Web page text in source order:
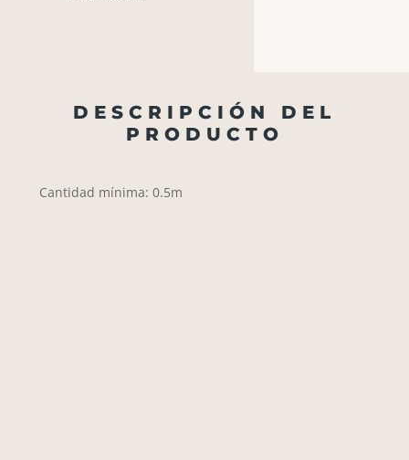
DESCRIPCIÓN DEL
PRODUCTO
Cantidad mínima: 0.5m